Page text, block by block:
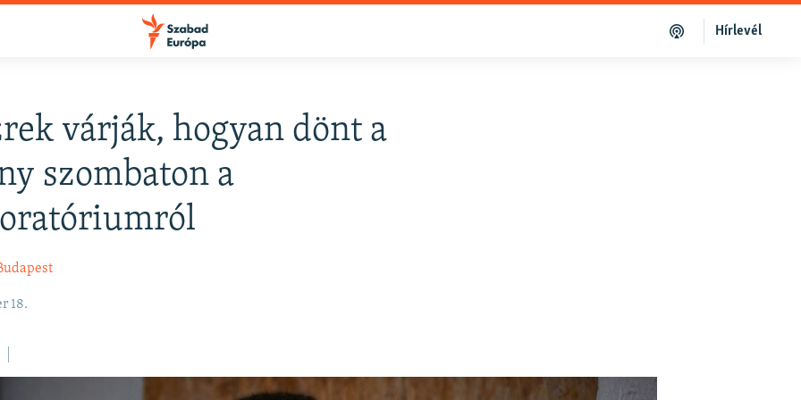
Hírlevél
várják, hogyan dönt a
szombaton a
18.
FELIRATKOZÁS
Apple Podcasts